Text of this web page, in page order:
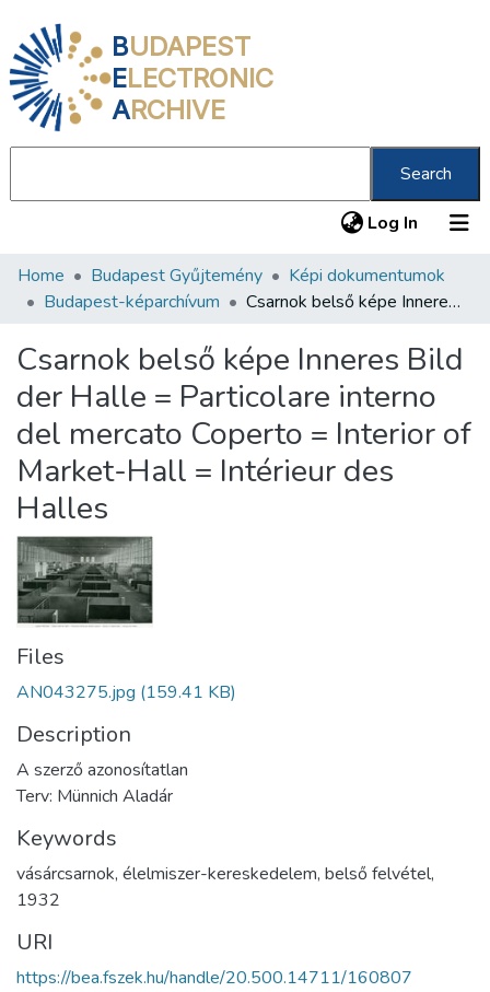
BUDAPEST
ELECTRONIC
ARCHIVE
Search
Log In (current)
Communities & Collections
Statistics
About us
Home Budapest Gyűjtemény
Képi dokumentumok
Budapest-képarchívum
Csarnok belső képe Inneres Bild der Halle = Particolare interno del mercato Coperto = Interior of Market-Hall = Intérieur des Halles
Csarnok belső képe Inneres Bild
der Halle = Particolare interno
del mercato Coperto = Interior of
Market-Hall = Intérieur des
Halles
Files
AN043275.jpg (159.41 KB)
Description
A szerző azonosítatlan
Terv: Münnich Aladár
Keywords
vásárcsarnok, élelmiszer-kereskedelem, belső felvétel,
1932
URI
https://bea.fszek.hu/handle/20.500.14711/160807